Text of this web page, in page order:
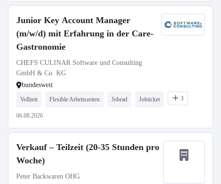
Junior Key Account Manager
(m/w/d) mit Erfahrung in der Care-
Gastronomie
CHEFS CULINAR Software und Consulting
GmbH & Co. KG
bundesweit
Vollzeit Flexible Arbeitszeiten Jobrad Jobticket 3
06.08.2026
Verkauf – Teilzeit (20-35 Stunden pro
Woche)
Peter Backwaren OHG